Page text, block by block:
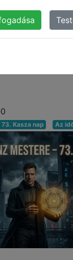
73. Kasza nap Az